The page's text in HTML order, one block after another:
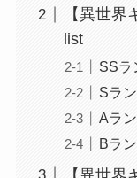
【異世
list
SSラ
Sラ
Aラ
Bラ